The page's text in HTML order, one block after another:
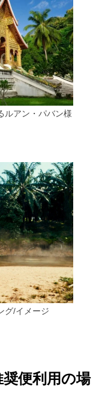
ルアン・パバン様
グ/イメージ
便利用の場